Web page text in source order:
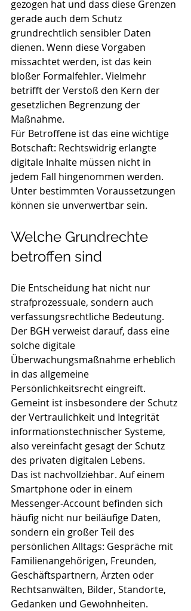
gezogen hat und dass diese Grenzen
gerade auch dem Schutz
grundrechtlich sensibler Daten
dienen. Wenn diese Vorgaben
missachtet werden, ist das kein
bloßer Formalfehler. Vielmehr
betrifft der Verstoß den Kern der
gesetzlichen Begrenzung der
Maßnahme.
Für Betroffene ist das eine wichtige
Botschaft: Rechtswidrig erlangte
digitale Inhalte müssen nicht in
jedem Fall hingenommen werden.
Unter bestimmten Voraussetzungen
können sie unverwertbar sein.
Welche Grundrechte
betroffen sind
Die Entscheidung hat nicht nur
strafprozessuale, sondern auch
verfassungsrechtliche Bedeutung.
Der BGH verweist darauf, dass eine
solche digitale
Überwachungsmaßnahme erheblich
in das allgemeine
Persönlichkeitsrecht eingreift.
Gemeint ist insbesondere der Schutz
der Vertraulichkeit und Integrität
informationstechnischer Systeme,
also vereinfacht gesagt der Schutz
des privaten digitalen Lebens.
Das ist nachvollziehbar. Auf einem
Smartphone oder in einem
Messenger-Account befinden sich
häufig nicht nur beiläufige Daten,
sondern ein großer Teil des
persönlichen Alltags: Gespräche mit
Familienangehörigen, Freunden,
Geschäftspartnern, Ärzten oder
Rechtsanwälten, Bilder, Standorte,
Gedanken und Gewohnheiten.